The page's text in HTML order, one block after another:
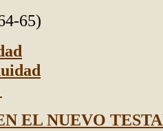
65)
EL NUEVO